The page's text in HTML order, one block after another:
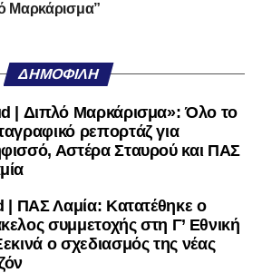
ότι είναι
στοGoogle Newsγια να
κυανόλευκα νέα στην Ελλάδα και τον
το lamiara.gr στο
όλα τα νέα.
Μαρκάρισμα”
ΔΗΜΟΦΙΛΉ
| Διπλό Μαρκάρισμα»: Όλο το
ρεπορτάζ για
Αστέρα Σταυρού και ΠΑΣ
| ΠΑΣ Λαμία: Κατατέθηκε ο
συμμετοχής στη Γ’ Εθνική
ο σχεδιασμός της νέας